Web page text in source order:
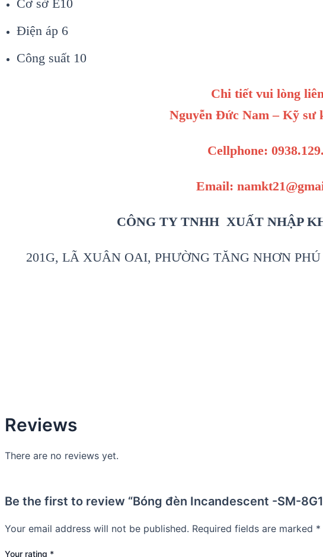
Cơ sở E10
Điện áp 6
Công suất 10
Chi tiết vui lòng
Nguyễn Đức Nam – Kỹ sư
Cellphone:
Email:
CÔNG TY TNHH XUẤT NHẬP
201G, LÃ XUÂN OAI, PHƯỜNG TĂNG NHƠN
Reviews
There are no reviews yet.
Be the first to review “Bóng đèn Incandescent -SM-
Your email address will not be published. Required fields are marked *
Your rating *